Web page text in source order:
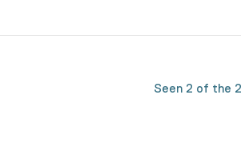
Seen 2 of the